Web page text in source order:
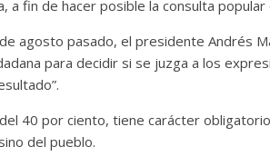
a fin de hacer posible la consulta popular
agosto pasado, el presidente Andrés
para decidir si se juzga a los
40 por ciento, tiene carácter
del pueblo.